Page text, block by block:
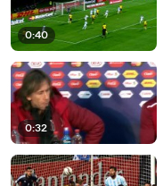
0:40
0:32